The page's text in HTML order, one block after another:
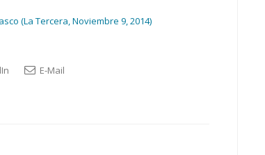
(La Tercera, Noviembre 9, 2014)
E-Mail